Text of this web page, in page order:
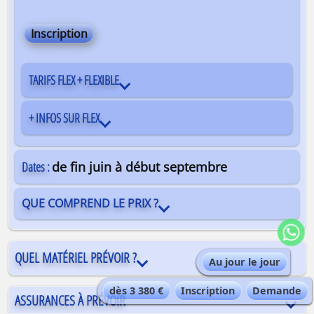
dès 3 380 € Inscription Demande
Au jour le jour
Inscription
TARIFS FLEX + FLEXIBLE
+ INFOS SUR FLEX
Dates :de fin juin à début septembre
QUE COMPREND LE PRIX ?
QUEL MATÉRIEL PRÉVOIR ?
ASSURANCES À PRÉVOIR